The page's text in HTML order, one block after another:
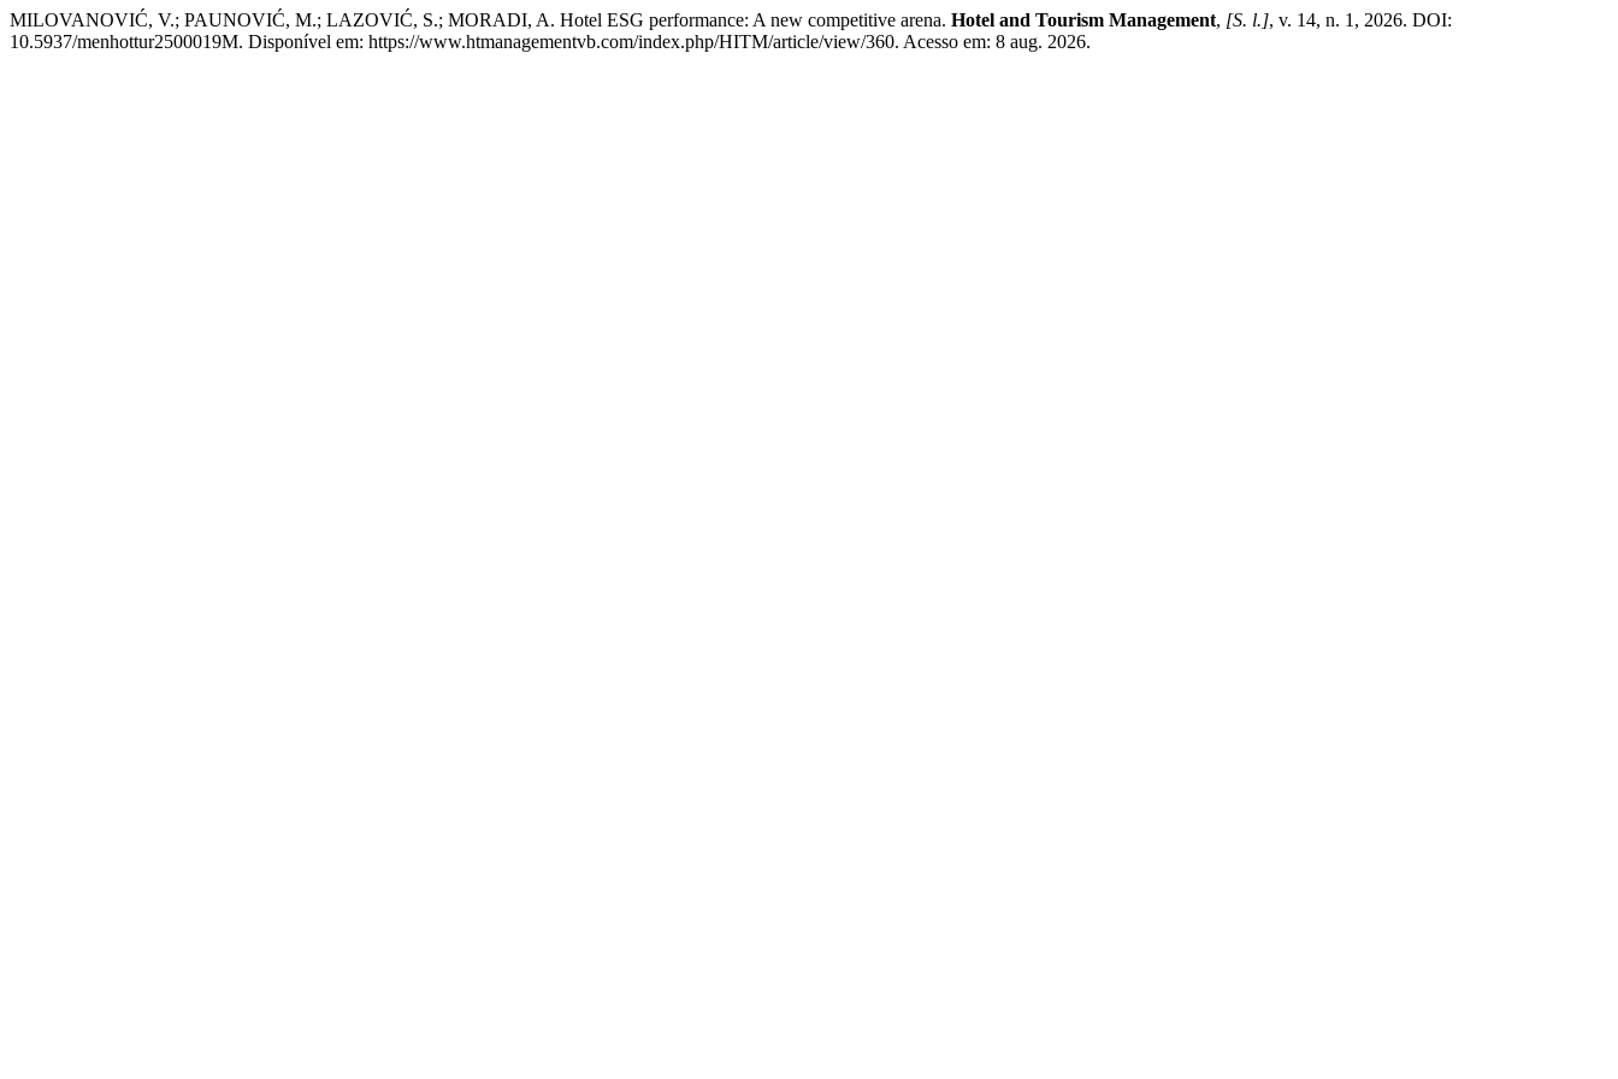
MILOVANOVIĆ, V.; PAUNOVIĆ, M.; LAZOVIĆ, S.; MORADI, A. Hotel ESG performance: A new competitive arena. Hotel and Tourism Management, [S. l.], v. 14, n. 1, 2026. DOI:
10.5937/menhottur2500019M. Disponível em: https://www.htmanagementvb.com/index.php/HITM/article/view/360. Acesso em: 8 aug. 2026.